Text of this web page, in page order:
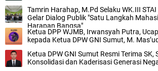
‎Tamrin Harahap, M.Pd Selaku WK.III
Gelar Dialog Publik "Satu Langkah
Harapan Bangsa"
Ketua DPP WJMB, Irwansyah Putra,
kepada Ketua DPW GNI Sumut, M.
Ketua DPW GNI Sumut Resmi Terima SK,
Konsolidasi dan Kaderisasi Generasi